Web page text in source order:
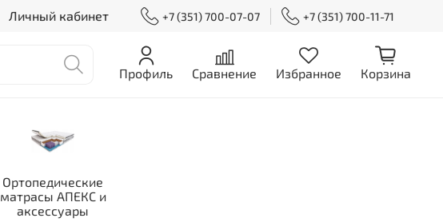
Личный кабинет +7 (351) 700-07-07 +7 (351) 700-11-71
Профиль Сравнение Избранное Корзина
Ортопедические
матрасы АПЕКС и
аксессуары